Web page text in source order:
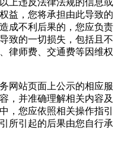
上违反法律法规的信息或
益，您将承担由此导致的
成不利后果的，您应负责
致的一切损失，包括且不
律师费、交通费等因维权
网站页面上公示的相应服
，并准确理解相关内容及
，您应依照相关操作指引
所引起的后果由您自行承